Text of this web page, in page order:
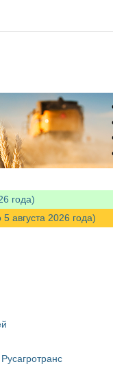
года)
августа 2026 года)